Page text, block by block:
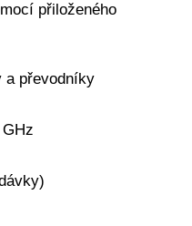
přiloženého
a převodníky